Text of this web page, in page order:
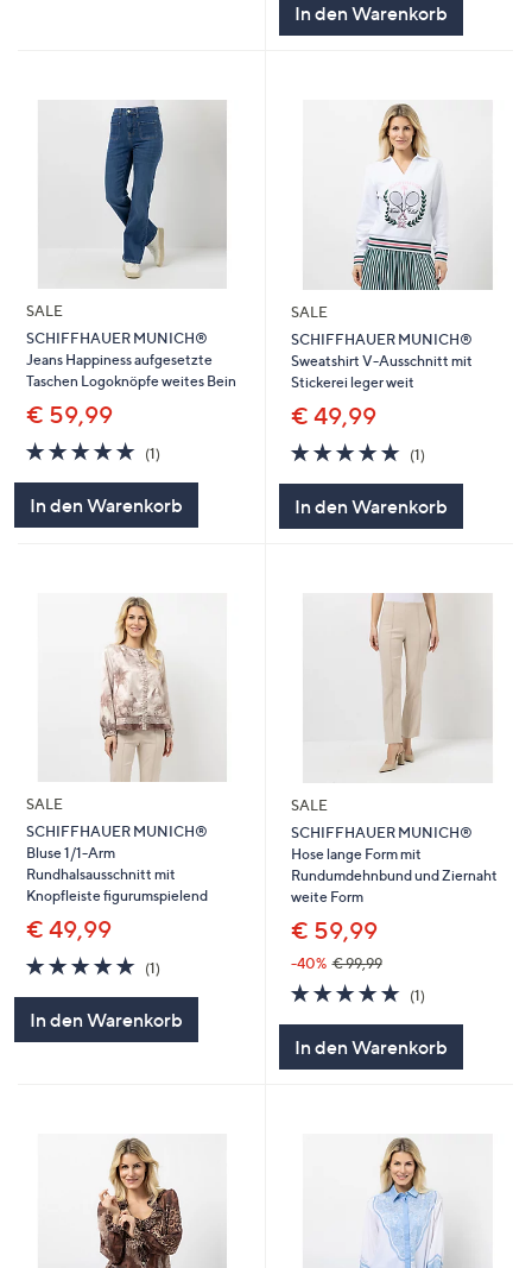
In den Warenkorb
SALE
SCHIFFHAUER MUNICH®
Jeans Happiness aufgesetzte
Taschen Logoknöpfe weites Bein
€ 59,99
5.0
von
(1)1
In den Warenkorb
SALE
SCHIFFHAUER MUNICH®
Sweatshirt V-Ausschnitt mit
Stickerei leger weit
€ 49,99
5.0
von
(1)1
In den Warenkorb
SALE
SCHIFFHAUER MUNICH®
Bluse 1/1-Arm
Rundhalsausschnitt mit
Knopfleiste figurumspielend
€ 49,99
5.0
von
(1)1
In den Warenkorb
SALE
SCHIFFHAUER MUNICH®
Hose lange Form mit
Rundumdehnbund und Ziernaht
weite Form
€ 59,99
-40% € 99,99
5.0
von
(1)1
In den Warenkorb